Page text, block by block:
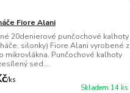
Fiore Alani
20denierové punčochové kalhoty
silonky) Fiore Alani vyrobené z
mikrovlákna. Punčochové kalhoty
sed...
/ks
Skladem 14 ks